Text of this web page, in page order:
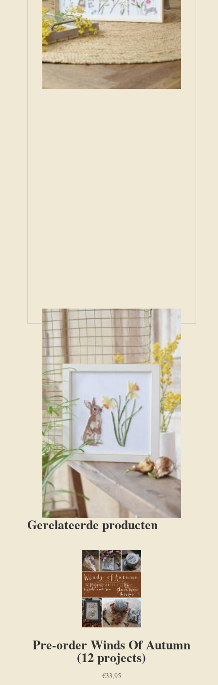
Gerelateerde producten
Pre-order Winds Of Autumn
(12 projects)
€33,95